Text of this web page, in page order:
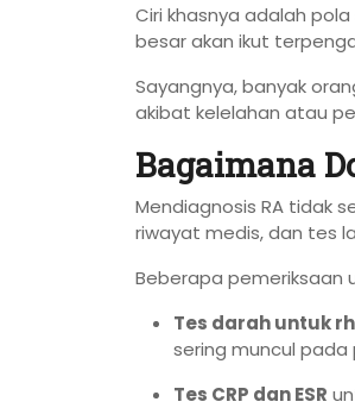
Ciri khasnya adalah
besar akan ikut
Sayangnya, banyak
akibat kelelahan atau
Bagaimana
Mendiagnosis RA tidak
riwayat medis, dan tes
Beberapa pemeriksaan
Tes darah untuk
sering muncul pada
Tes CRP dan ESR